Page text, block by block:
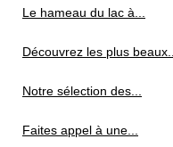
Le hameau du lac à...
Découvrez les plus beaux...
Notre sélection des...
Faites appel à une...